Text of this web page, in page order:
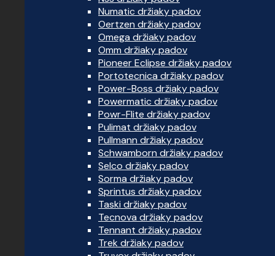
Numatic držiaky padov
Oertzen držiaky padov
Omega držiaky padov
Omm držiaky padov
Pioneer Eclipse držiaky padov
Portotecnica držiaky padov
Power-Boss držiaky padov
Powermatic držiaky padov
Powr-Flite držiaky padov
Pulimat držiaky padov
Pullmann držiaky padov
Schwamborn držiaky padov
Selco držiaky padov
Sorma držiaky padov
Sprintus držiaky padov
Taski držiaky padov
Tecnova držiaky padov
Tennant držiaky padov
Trek držiaky padov